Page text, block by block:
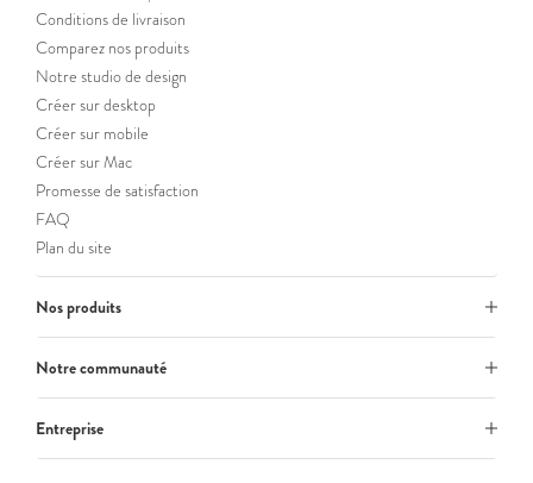
Conditions de livraison
Comparez nos produits
Notre studio de design
Créer sur desktop
Créer sur mobile
Créer sur Mac
Promesse de satisfaction
FAQ
Plan du site
Nos produits
Notre communauté
Entreprise